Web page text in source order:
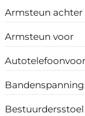
Armsteun achter
Armsteun voor